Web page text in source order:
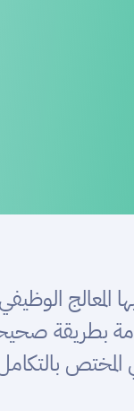
المعالج
بطريقة
المختص